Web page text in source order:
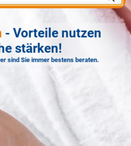
- Vorteile nutzen
stärken!
sind Sie immer bestens beraten.